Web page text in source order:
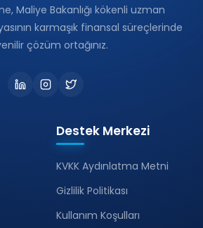
Maliye Bakanlığı kökenli uzman
karmaşık finansal süreçlerinde
çözüm ortağınız.
Destek Merkezi
KVKK Aydınlatma Metni
Gizlilik Politikası
Kullanım Koşulları